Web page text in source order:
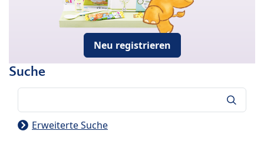
Neu registrieren
Suche
Erweiterte Suche